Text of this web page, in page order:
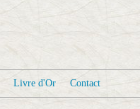
Livre d'Or Contact